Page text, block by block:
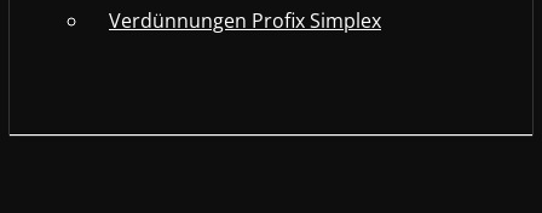
Verdünnungen Profix Simplex